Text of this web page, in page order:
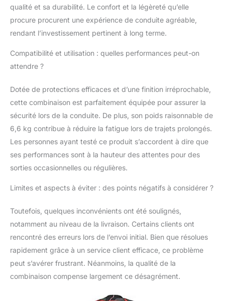
qualité et sa durabilité. Le confort et la légèreté qu’elle
procure procurent une expérience de conduite agréable,
rendant l’investissement pertinent à long terme.
Compatibilité et utilisation : quelles performances peut-on
attendre ?
Dotée de protections efficaces et d’une finition irréprochable,
cette combinaison est parfaitement équipée pour assurer la
sécurité lors de la conduite. De plus, son poids raisonnable de
6,6 kg contribue à réduire la fatigue lors de trajets prolongés.
Les personnes ayant testé ce produit s’accordent à dire que
ses performances sont à la hauteur des attentes pour des
sorties occasionnelles ou régulières.
Limites et aspects à éviter : des points négatifs à considérer ?
Toutefois, quelques inconvénients ont été soulignés,
notamment au niveau de la livraison. Certains clients ont
rencontré des erreurs lors de l’envoi initial. Bien que résolues
rapidement grâce à un service client efficace, ce problème
peut s’avérer frustrant. Néanmoins, la qualité de la
combinaison compense largement ce désagrément.